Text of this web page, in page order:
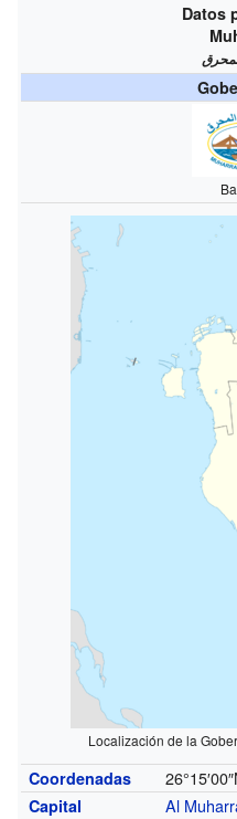
Datos
Localización de la
Coordenadas
Capital Al